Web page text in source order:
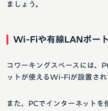
ましょう。
Wi-Fiや有線LANポート
コワーキングスペースには、
ットが使えるWi-Fiが設置され
また、PCでインターネット